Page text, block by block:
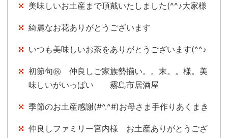
美味しいお土産まで頂戴いたしました(^^♪大家様
綺麗なお花ありがとうございます
いつも美味しいお茶をありがとうございます(^^♪
初節句㊗ 仲良しご家族勢揃い。。末。。様。美
味しいがいっぱい 霧島市居酒屋
季節のお土産感謝(#^.^#)お母さま手作りあくまき
仲良しファミリー宮内様 お土産ありがとうござ